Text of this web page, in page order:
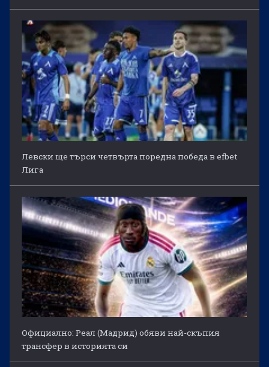
Левски ще търси четвърта поредна победа в efbet
Лига
Официално: Реал (Мадрид) обяви най-скъпия
трансфер в историята си